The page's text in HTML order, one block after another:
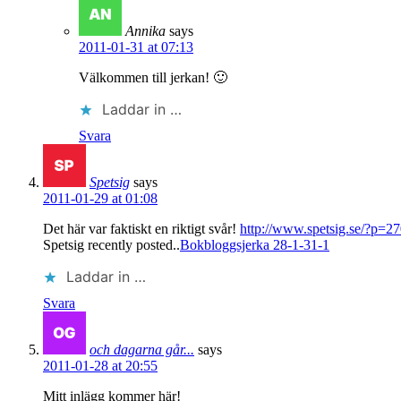
Annika says
2011-01-31 at 07:13
Välkommen till jerkan! 🙂
Laddar in …
Svara
Spetsig says
2011-01-29 at 01:08
Det här var faktiskt en riktigt svår! http://www.spetsig.se/
Spetsig recently posted..Bokbloggsjerka 28-1-31-1
Laddar in …
Svara
och dagarna går... says
2011-01-28 at 20:55
Mitt inlägg kommer här!